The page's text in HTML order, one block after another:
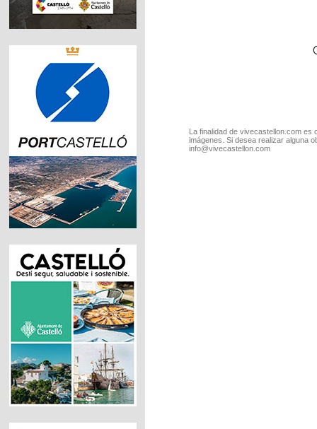
La finalidad de vivecastellon.com
imágenes. Si desea realizar alguna
info@vivecastellon.com